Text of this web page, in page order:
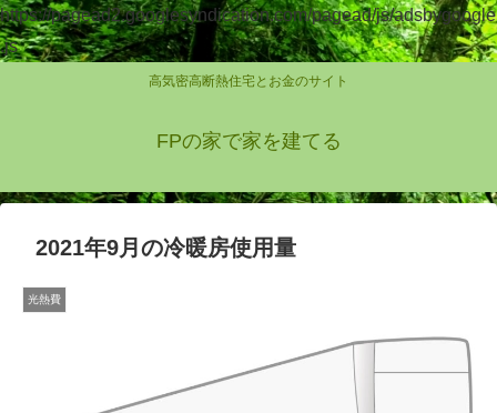
https://pagead2.googlesyndication.com/pagead/js/adsbygoogle
.js
高気密高断熱住宅とお金のサイト
FPの家で家を建てる
2021年9月の冷暖房使用量
光熱費